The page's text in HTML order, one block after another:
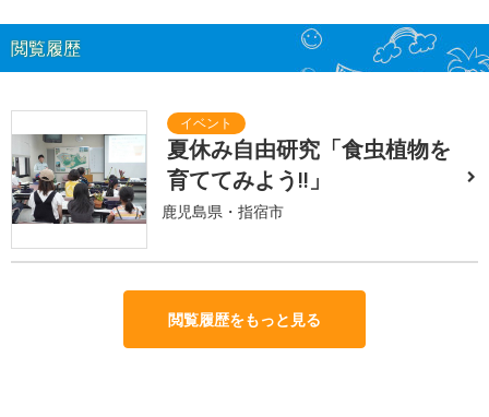
閲覧履歴
夏休み自由研究「食虫植物を
育ててみよう!!」
鹿児島県・指宿市
閲覧履歴をもっと見る